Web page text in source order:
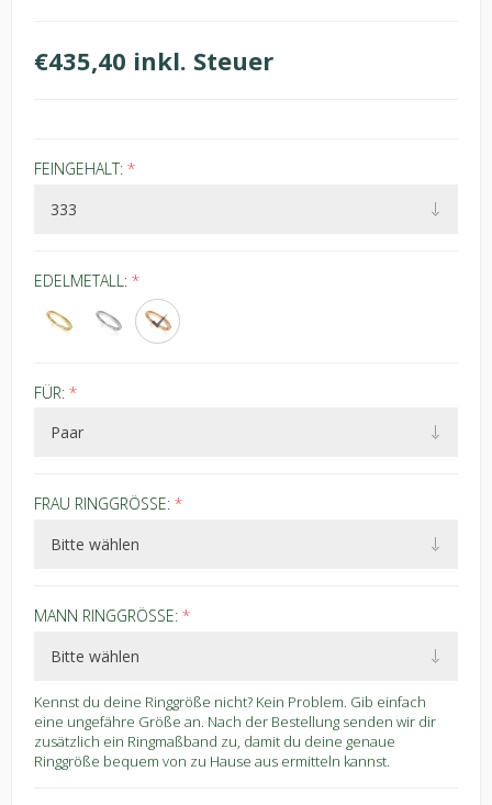
€435,40 inkl. Steuer
FEINGEHALT: *
EDELMETALL: *
FÜR: *
FRAU RINGGRÖSSE: *
MANN RINGGRÖSSE: *
Kennst du deine Ringgröße nicht? Kein Problem. Gib einfach
eine ungefähre Größe an. Nach der Bestellung senden wir dir
zusätzlich ein Ringmaßband zu, damit du deine genaue
Ringgröße bequem von zu Hause aus ermitteln kannst.